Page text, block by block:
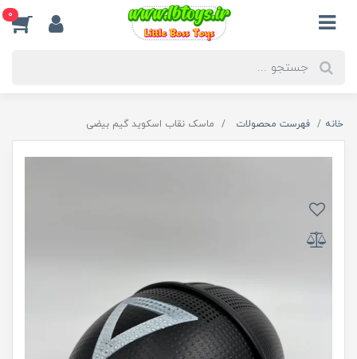
0
خانه فهرست محصولات ماسک نقاب اسکوید گیم بیضی